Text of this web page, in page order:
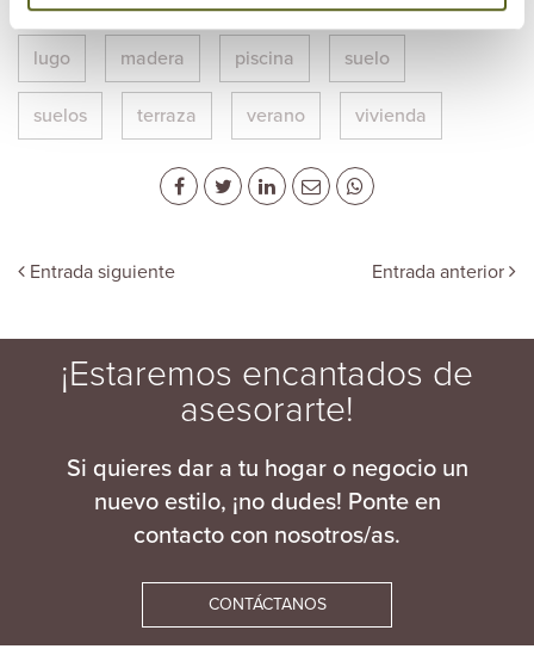
lugo madera piscina suelo
suelos terraza verano vivienda
Entrada siguiente Entrada anterior
¡Estaremos encantados de
asesorarte!
Si quieres dar a tu hogar o negocio un
nuevo estilo, ¡no dudes! Ponte en
contacto con nosotros/as.
CONTÁCTANOS